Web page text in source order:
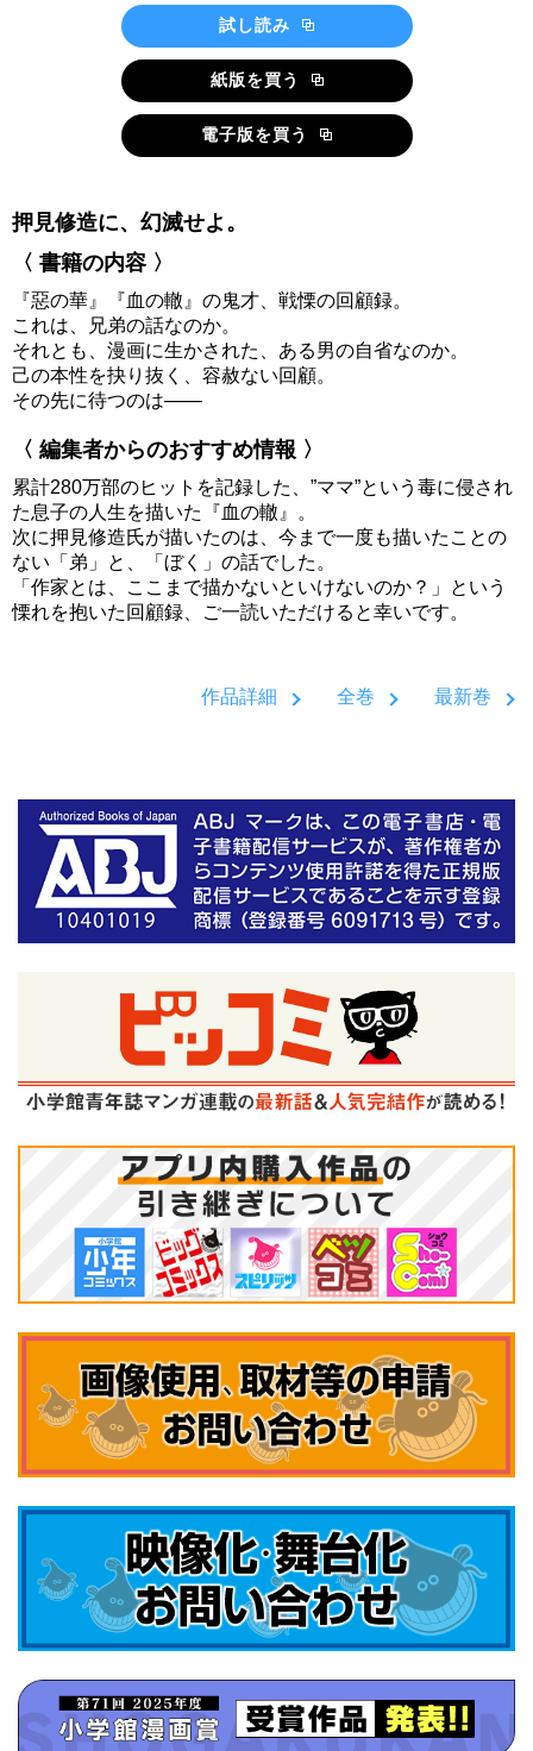
試し読み
紙版を買う
電子版を買う
押見修造に、幻滅せよ。
〈 書籍の内容 〉
『惡の華』『血の轍』の鬼才、戦慄の回顧録。
これは、兄弟の話なのか。
それとも、漫画に生かされた、ある男の自省なのか。
己の本性を抉り抜く、容赦ない回顧。
その先に待つのは――
〈 編集者からのおすすめ情報 〉
累計280万部のヒットを記録した、”ママ”という毒に侵され
た息子の人生を描いた『血の轍』。
次に押見修造氏が描いたのは、今まで一度も描いたことの
ない「弟」と、「ぼく」の話でした。
「作家とは、ここまで描かないといけないのか？」という
慄れを抱いた回顧録、ご一読いただけると幸いです。
作品詳細 全巻 最新巻